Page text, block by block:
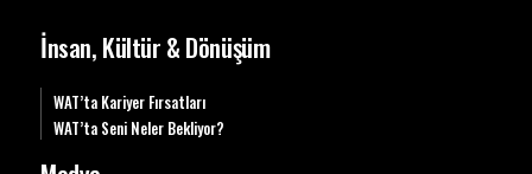
İnsan, Kültür & Dönüşüm
WAT’ta Kariyer Fırsatları
WAT’ta Seni Neler Bekliyor?